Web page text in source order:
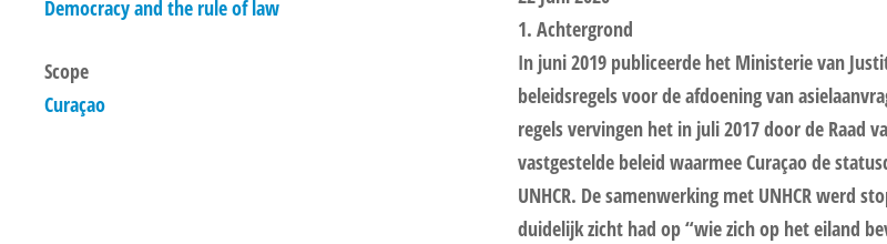
Democracy and the rule of law
Scope
Curaçao
1. Achtergrond
In juni 2019 publiceerde het Ministerie van
beleidsregels voor de afdoening van
regels vervingen het in juli 2017 door de Raad
vastgestelde beleid waarmee Curaçao de
UNHCR. De samenwerking met UNHCR werd
duidelijk zicht had op “wie zich op het eiland